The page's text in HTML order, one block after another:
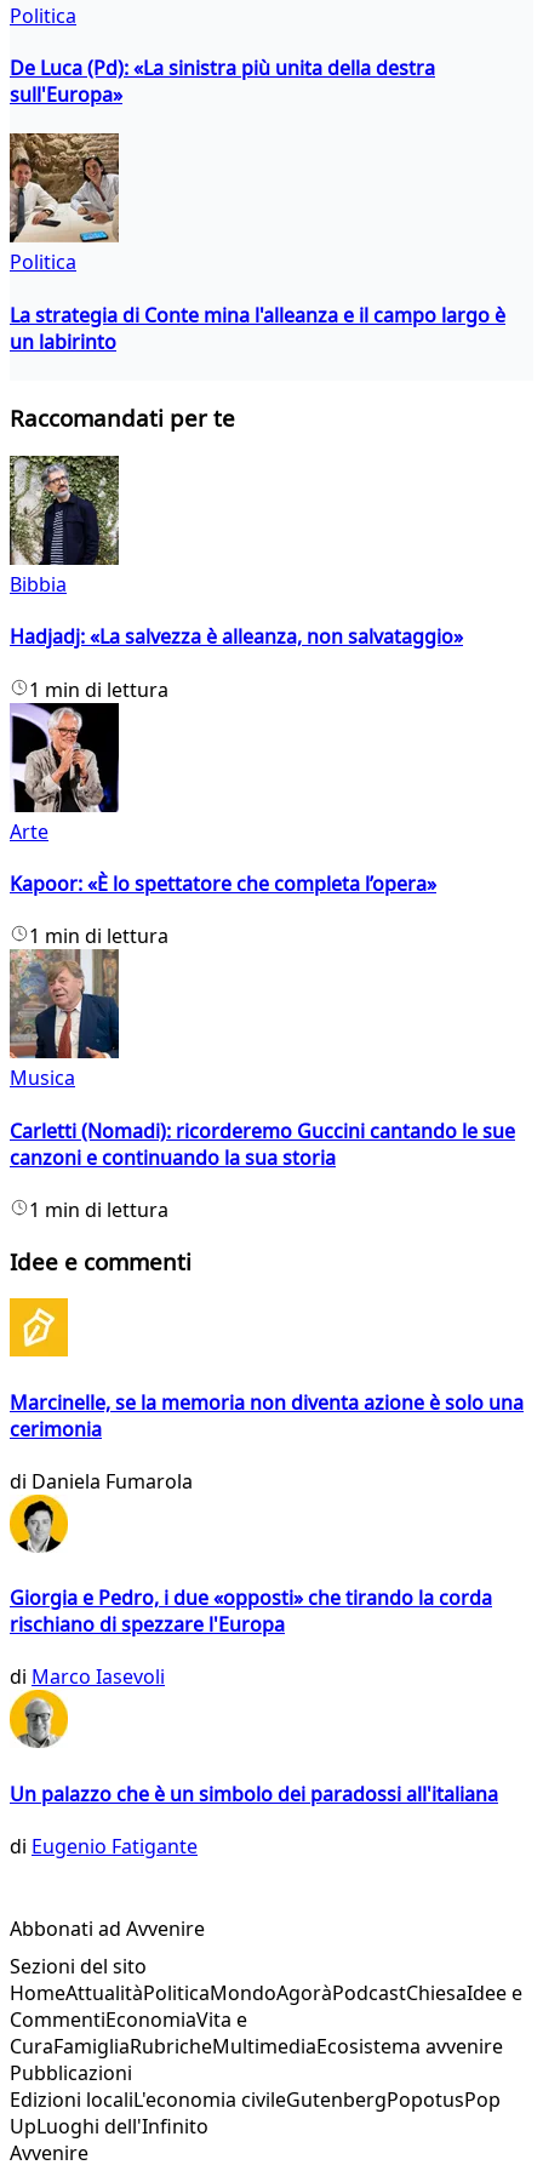
Politica
De Luca (Pd): «La sinistra più unita della destra
sull'Europa»
Politica
La strategia di Conte mina l'alleanza e il campo largo è
un labirinto
Raccomandati per te
Bibbia
Hadjadj: «La salvezza è alleanza, non salvataggio»
1 min di lettura
Arte
Kapoor: «È lo spettatore che completa l’opera»
1 min di lettura
Musica
Carletti (Nomadi): ricorderemo Guccini cantando le sue
canzoni e continuando la sua storia
1 min di lettura
Idee e commenti
Marcinelle, se la memoria non diventa azione è solo una
cerimonia
di Daniela Fumarola
Giorgia e Pedro, i due «opposti» che tirando la corda
rischiano di spezzare l'Europa
di Marco Iasevoli
Un palazzo che è un simbolo dei paradossi all'italiana
di Eugenio Fatigante
Abbonati ad Avvenire
Sezioni del sito
HomeAttualitàPoliticaMondoAgoràPodcastChiesaIdee e
CommentiEconomiaVita e
CuraFamigliaRubricheMultimediaEcosistema avvenire
Pubblicazioni
Edizioni localiL'economia civileGutenbergPopotusPop
UpLuoghi dell'Infinito
Avvenire